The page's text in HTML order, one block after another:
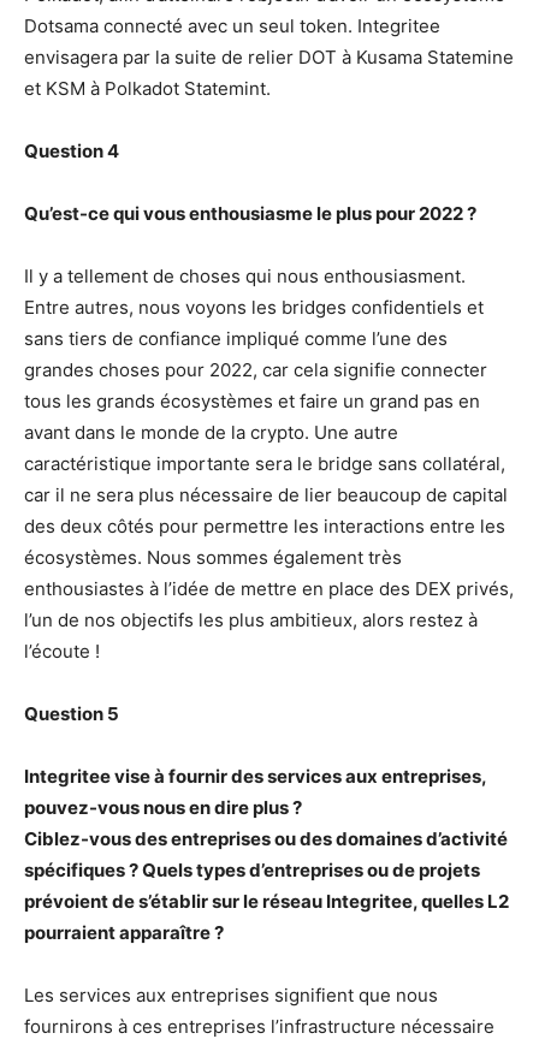
Dotsama connecté avec un seul token. Integritee
envisagera par la suite de relier DOT à Kusama Statemine
et KSM à Polkadot Statemint.
Question 4
Qu’est-ce qui vous enthousiasme le plus pour 2022 ?
Il y a tellement de choses qui nous enthousiasment.
Entre autres, nous voyons les bridges confidentiels et
sans tiers de confiance impliqué comme l’une des
grandes choses pour 2022, car cela signifie connecter
tous les grands écosystèmes et faire un grand pas en
avant dans le monde de la crypto. Une autre
caractéristique importante sera le bridge sans collatéral,
car il ne sera plus nécessaire de lier beaucoup de capital
des deux côtés pour permettre les interactions entre les
écosystèmes. Nous sommes également très
enthousiastes à l’idée de mettre en place des DEX privés,
l’un de nos objectifs les plus ambitieux, alors restez à
l’écoute !
Question 5
Integritee vise à fournir des services aux entreprises,
pouvez-vous nous en dire plus ?
Ciblez-vous des entreprises ou des domaines d’activité
spécifiques ? Quels types d’entreprises ou de projets
prévoient de s’établir sur le réseau Integritee, quelles L2
pourraient apparaître ?
Les services aux entreprises signifient que nous
fournirons à ces entreprises l’infrastructure nécessaire